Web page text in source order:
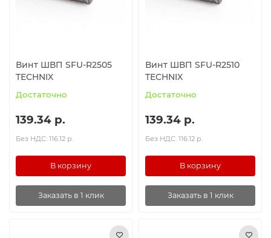
Винт ШВП SFU-R2505
TECHNIX
Достаточно
139.34 р.
Без НДС: 116.12 р.
В корзину
Заказать в 1 клик
Винт ШВП SFU-R2510
TECHNIX
Достаточно
139.34 р.
Без НДС: 116.12 р.
В корзину
Заказать в 1 клик